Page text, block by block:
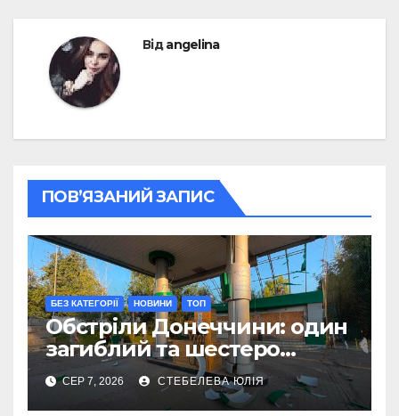
Відangelina
ПОВ’ЯЗАНИЙ ЗАПИС
БЕЗ КАТЕГОРІЇ НОВИНИ ТОП
Обстріли Донеччини: один
загиблий та шестеро
поранених за добу
СЕР 7, 2026 СТЕБЕЛЕВА ЮЛІЯ